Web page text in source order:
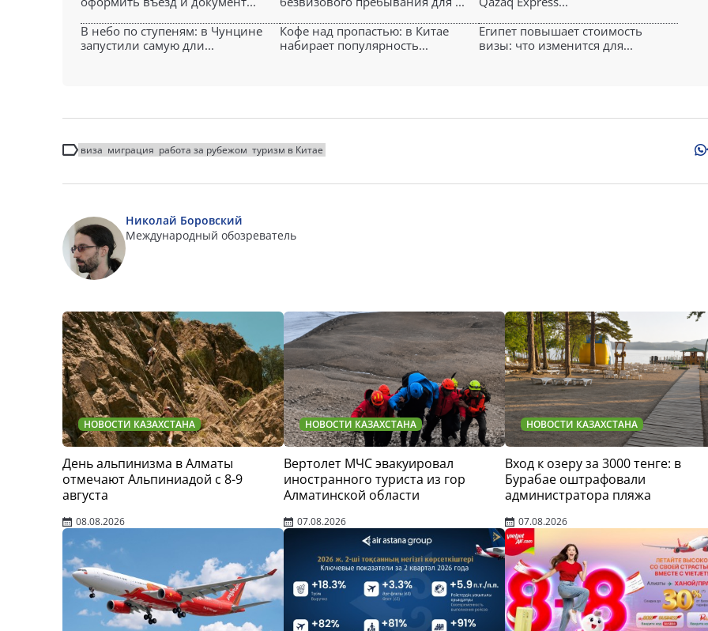
В небо по ступеням: в Чунцине
запустили самую дли...
Кофе над пропастью: в Китае
набирает популярность...
Египет повышает стоимость
визы: что изменится для...
виза миграция работа за рубежом туризм в Китае
Николай Боровский
Международный обозреватель
НОВОСТИ КАЗАХСТАНА
День альпинизма в Алматы
отмечают Альпиниадой с 8-9
августа
08.08.2026
НОВОСТИ КАЗАХСТАНА
Вертолет МЧС эвакуировал
иностранного туриста из гор
Алматинской области
07.08.2026
НОВОСТИ КАЗАХСТАНА
Вход к озеру за 3000 тенге: в
Бурабае оштрафовали
администратора пляжа
07.08.2026